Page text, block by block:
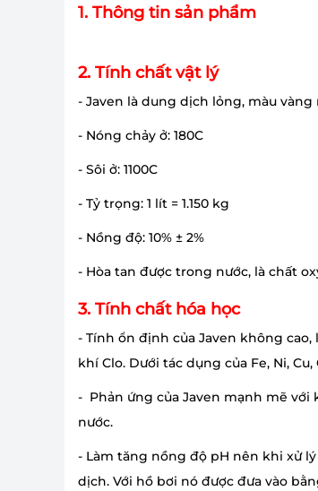
1. Thông tin sản phẩm
2. Tính chất vật lý
- Javen là dung dịch lỏng, màu
- Nóng chảy ở: 180C
- Sôi ở: 1100C
- Tỷ trọng: 1 lít = 1.150 kg
- Nồng độ: 10% ± 2%
- Hòa tan được trong nước, là chất
3. Tính chất hóa học
- Tính ổn định của Javen không
khí Clo. Dưới tác dụng của Fe, Ni,
- Phản ứng của Javen mạnh mẽ với
nước.
- Làm tăng nồng độ pH nên khi xử
dịch. Với hồ bơi nó được đưa vào